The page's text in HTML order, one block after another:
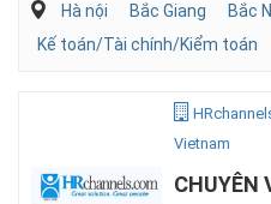
Hà nội Bắc Giang
Bắc
Kế toán/Tài chính/Kiểm toán
Vietnam
CHUYÊN